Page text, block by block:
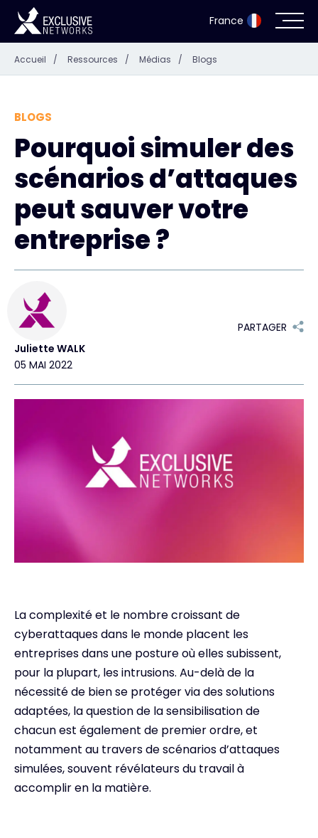
France
Cybersécurité
Écosystème
Ressources
Entreprise
Exclusive Access - En savoir plus
#weareexclusive
Accueil / Ressources / Médias / Blogs
BLOGS
Pourquoi simuler des
scénarios d’attaques
peut sauver votre
entreprise ?
Juliette WALK
05 MAI 2022
PARTAGER
La complexité et le nombre croissant de
cyberattaques dans le monde placent les
entreprises dans une posture où elles subissent,
pour la plupart, les intrusions. Au-delà de la
nécessité de bien se protéger via des solutions
adaptées, la question de la sensibilisation de
chacun est également de premier ordre, et
notamment au travers de scénarios d’attaques
simulées, souvent révélateurs du travail à
accomplir en la matière.